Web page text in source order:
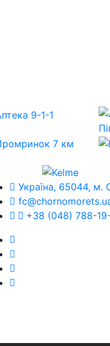
Україна, 65044, м.
+38 (048) 788-